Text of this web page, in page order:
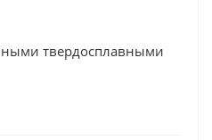
твердосплавными